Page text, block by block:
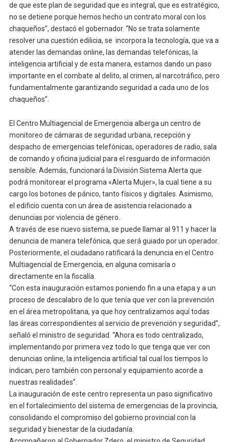
de que este plan de seguridad que es integral, que es estratégico,
no se detiene porque hemos hecho un contrato moral con los
chaqueños”, destacó el gobernador. “No se trata solamente
resolver una cuestión edilicia, se incorpora la tecnología, que va a
atender las demandas online, las demandas telefónicas, la
inteligencia artificial y de esta manera, estamos dando un paso
importante en el combate al delito, al crimen, al narcotráfico, pero
fundamentalmente garantizando seguridad a cada uno de los
chaqueños”.
El Centro Multiagencial de Emergencia alberga un centro de
monitoreo de cámaras de seguridad urbana, recepción y
despacho de emergencias telefónicas, operadores de radio, sala
de comando y oficina judicial para el resguardo de información
sensible. Además, funcionará la División Sistema Alerta que
podrá monitorear el programa «Alerta Mujer», la cual tiene a su
cargo los botones de pánico, tanto físicos y digitales. Asimismo,
el edificio cuenta con un área de asistencia relacionado a
denuncias por violencia de género.
A través de ese nuevo sistema, se puede llamar al 911 y hacer la
denuncia de manera telefónica, que será guiado por un operador.
Posteriormente, el ciudadano ratificará la denuncia en el Centro
Multiagencial de Emergencia, en alguna comisaría o
directamente en la fiscalía.
“Con esta inauguración estamos poniendo fin a una etapa y a un
proceso de descalabro de lo que tenía que ver con la prevención
en el área metropolitana, ya que hoy centralizamos aquí todas
las áreas correspondientes al servicio de prevención y seguridad”,
señaló el ministro de seguridad. “Ahora es todo centralizado,
implementando por primera vez todo lo que tenga que ver con
denuncias online, la inteligencia artificial tal cual los tiempos lo
indican, pero también con personal y equipamiento acorde a
nuestras realidades”.
La inauguración de este centro representa un paso significativo
en el fortalecimiento del sistema de emergencias de la provincia,
consolidando el compromiso del gobierno provincial con la
seguridad y bienestar de la ciudadanía.